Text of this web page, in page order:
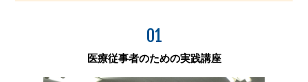
01
医療従事者のための実践講座